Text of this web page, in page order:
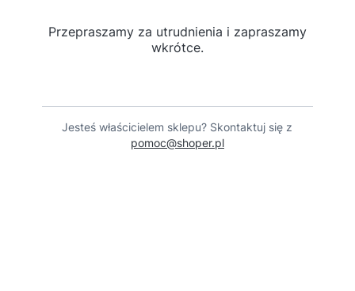
Przepraszamy za utrudnienia i zapraszamy
wkrótce.
Jesteś właścicielem sklepu? Skontaktuj się z
pomoc@shoper.pl